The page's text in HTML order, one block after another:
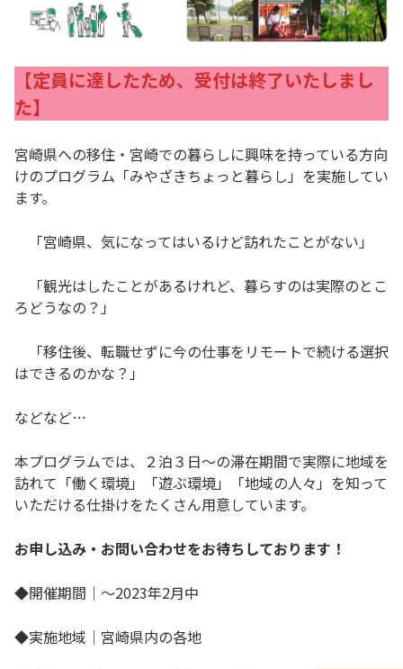
【定員に達したため、受付は終了いたしまし
た】
宮崎県への移住・宮崎での暮らしに興味を持っている方向
けのプログラム「みやざきちょっと暮らし」を実施してい
ます。
「宮崎県、気になってはいるけど訪れたことがない」
「観光はしたことがあるけれど、暮らすのは実際のとこ
ろどうなの？」
「移住後、転職せずに今の仕事をリモートで続ける選択
はできるのかな？」
などなど…
本プログラムでは、２泊３日〜の滞在期間で実際に地域を
訪れて「働く環境」「遊ぶ環境」「地域の人々」を知って
いただける仕掛けをたくさん用意しています。
お申し込み・お問い合わせをお待ちしております！
◆開催期間｜〜2023年2月中
◆実施地域｜宮崎県内の各地